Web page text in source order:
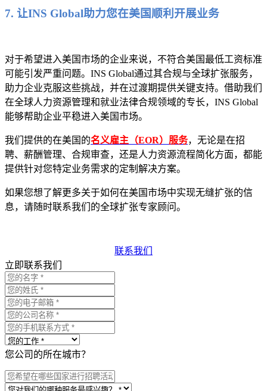
7. 让INS Global助力您在美国顺利开展业务
对于希望进入美国市场的企业来说，不符合美国最低工资标准
可能引发严重问题。INS Global通过其合规与全球扩张服务，
助力企业克服这些挑战，并在过渡期提供关键支持。借助我们
在全球人力资源管理和就业法律合规领域的专长，INS Global
能够帮助企业平稳进入美国市场。
我们提供的在美国的名义雇主（EOR）服务，无论是在招
聘、薪酬管理、合规审查，还是人力资源流程简化方面，都能
提供针对您特定业务需求的定制解决方案。
如果您想了解更多关于如何在美国市场中实现无缝扩张的信
息，请随时联系我们的全球扩张专家顾问。
联系我们
立即联系我们
您公司的所在城市？